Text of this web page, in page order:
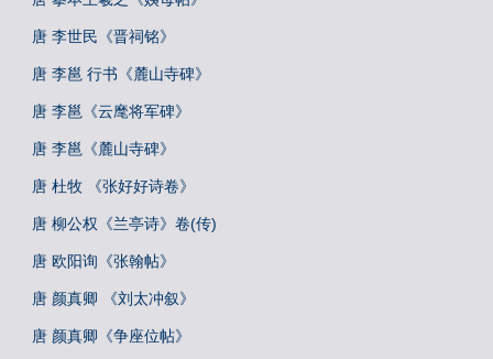
唐 李世民《晋祠铭》
唐 李邕 行书《麓山寺碑》
唐 李邕《云麾将军碑》
唐 李邕《麓山寺碑》
唐 杜牧 《张好好诗卷》
唐 柳公权《兰亭诗》卷(传)
唐 欧阳询《张翰帖》
唐 颜真卿 《刘太冲叙》
唐 颜真卿《争座位帖》